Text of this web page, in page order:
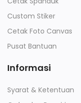
Custom Stiker
Cetak Foto Canvas
Pusat Bantuan
Informasi
Syarat & Ketentuan